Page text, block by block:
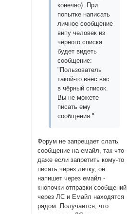
конечно). При
попытке написать
личное сообщение
випу человек из
чёрного списка
будет видеть
сообщение:
" Пользователь
такой-то внёс вас
в чёрный список.
Вы не можете
писать ему
сообщения."
Форум не запрещает слать
сообщение на емайл, так что
даже если запретить кому-то
писать через личку, он
напишет через емайл -
кнопочки отправки сообщений
через ЛС и Емайл находятся
рядом. Получается, что